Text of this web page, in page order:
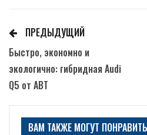
ПРЕДЫДУЩИЙ
Быстро, экономно и
экологично: гибридная Audi
Q5 от ABT
ВАМ ТАКЖЕ МОГУТ